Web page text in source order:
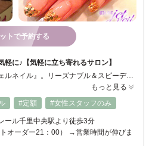
トで予約する
に♪【気軽に立ち寄れるサロン】
そんな想いから出来た『LEDジェルネイル』。リーズナブル＆スピーディがモットーの寄り道感覚で立ち寄って頂けるサロンです。魅力的で女性らしい手元を演出いたします。きっとお気に入りのデザインを見つけられるハズ★早くて安い！！爪にもやさしい『LEDジェルネイル』を是非お試し下さい。
もっと見る
#定額 #女性スタッフのみ
ール千里中央駅より徒歩3分
オーダー21：00） →営業時間が伸びま